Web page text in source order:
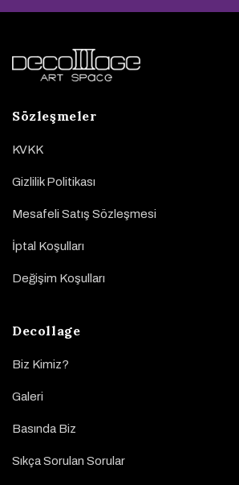
Sözleşmeler
KVKK
Gizlilik Politikası
Mesafeli Satış Sözleşmesi
İptal Koşulları
Değişim Koşulları
Decollage
Biz Kimiz?
Galeri
Basında Biz
Sıkça Sorulan Sorular